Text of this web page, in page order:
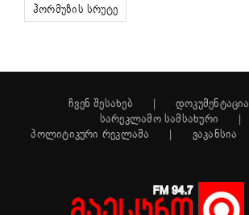
ჰორმუზის სრუტე
ჩვენ შესახებ
დოკუმენტაცია
სარეკლამო სამსახური
პოლიტიკური რეკლამა
ვაკანსია